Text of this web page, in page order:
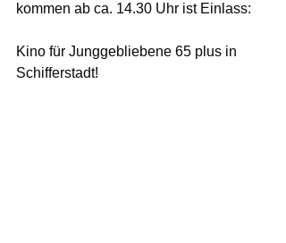
kommen ab ca. 14.30 Uhr ist Einlass:
Kino für Junggebliebene 65 plus in
Schifferstadt!